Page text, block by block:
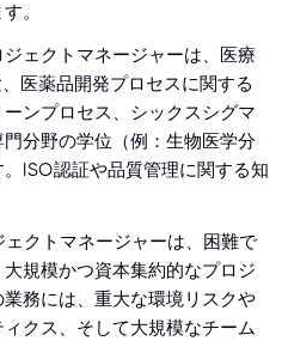
。
ェクトマネージャーは、医療
医薬品開発プロセスに関する
ンプロセス、シックスシグマ
分野の学位（例：生物医学分
ISO認証や品質管理に関する知
クトマネージャーは、困難で
規模かつ資本集約的なプロジ
務には、重大な環境リスクや
クス、そして大規模なチーム